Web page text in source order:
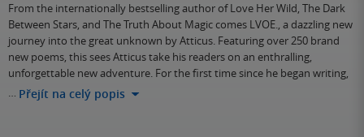
From the internationally bestselling author of Love Her Wild, The Dark
Between Stars, and The Truth About Magic comes LVOE., a dazzling new
journey into the great unknown by Atticus. Featuring over 250 brand
new poems, this sees Atticus take his readers on an enthralling,
unforgettable new adventure. For the first time since he began writing,
… Přejít na celý popis